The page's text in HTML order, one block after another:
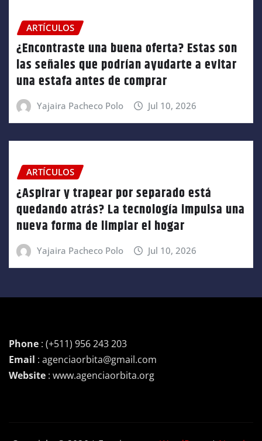
ARTÍCULOS
¿Encontraste una buena oferta? Estas son
las señales que podrían ayudarte a evitar
una estafa antes de comprar
Yajaira Pacheco Polo Jul 10, 2026
ARTÍCULOS
¿Aspirar y trapear por separado está
quedando atrás? La tecnología impulsa una
nueva forma de limpiar el hogar
Yajaira Pacheco Polo Jul 10, 2026
Phone : (+511) 956 243 203
Email : agenciaorbita@gmail.com
Website : www.agenciaorbita.org